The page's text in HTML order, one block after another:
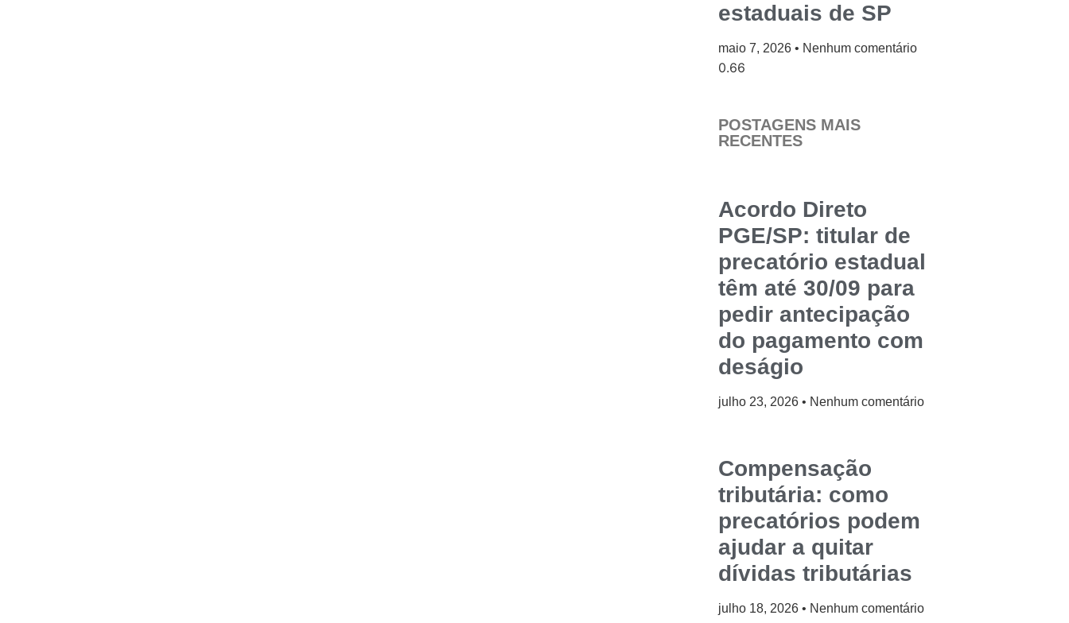
estaduais de SP
maio 7, 2026 Nenhum comentário
POSTAGENS MAIS
RECENTES
Acordo Direto
PGE/SP: titular de
precatório estadual
têm até 30/09 para
pedir antecipação
do pagamento com
deságio
julho 23, 2026 Nenhum comentário
Compensação
tributária: como
precatórios podem
ajudar a quitar
dívidas tributárias
julho 18, 2026 Nenhum comentário